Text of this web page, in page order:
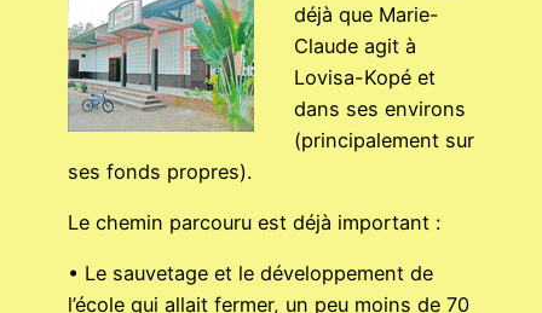
déjà que Marie-
Claude agit à
Lovisa-Kopé et
dans ses environs
(principalement sur
ses fonds propres).
Le chemin parcouru est déjà important :
• Le sauvetage et le développement de
l’école qui allait fermer, un peu moins de 70